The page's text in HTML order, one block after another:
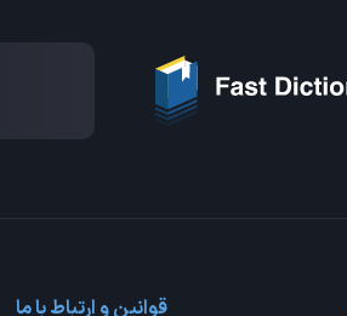
قوانین و ارتباط با ما